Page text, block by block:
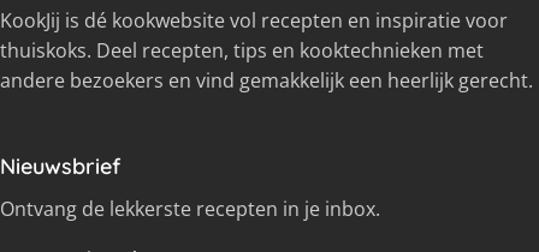
KookJij is dé kookwebsite vol recepten en inspiratie voor
thuiskoks. Deel recepten, tips en kooktechnieken met
andere bezoekers en vind gemakkelijk een heerlijk gerecht.
Nieuwsbrief
Ontvang de lekkerste recepten in je inbox.